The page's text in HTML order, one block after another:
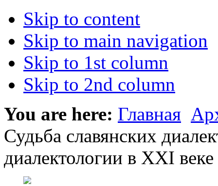
Skip to content
Skip to main navigation
Skip to 1st column
Skip to 2nd column
You are here: Главная
Судьба славянских
диалектологии в ХХI веке